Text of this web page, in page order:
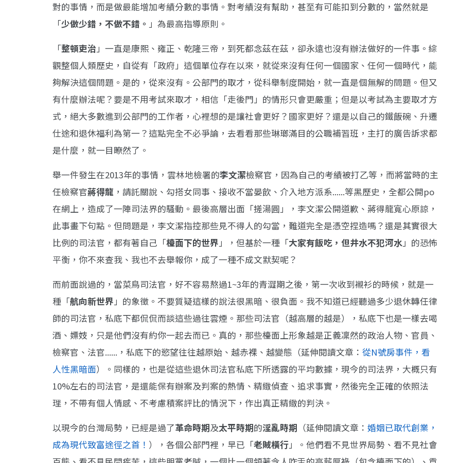
對的事情，而是做最能增加考績分數的事情。對考績沒有幫助，甚至有可能扣到分數的，當然就是
「少做少錯，不做不錯。 」為最高指導原則。
「整頓吏治」一直是康熙、雍正、乾隆三帝，到死都念茲在茲，卻永遠也沒有辦法做好的一件事。綜
觀整個人類歷史，自從有「政府」這個單位存在以來，就從來沒有任何一個國家、任何一個時代，能
夠解決這個問題。是的，從來沒有。公部門的取才，從科舉制度開始，就一直是個無解的問題。但又
有什麼辦法呢？要是不用考試來取才，相信「走後門」的情形只會更嚴重；但是以考試為主要取才方
式，絕大多數進到公部門的工作者，心裡想的是讓社會更好？國家更好？還是以自己的鐵飯碗、升遷
仕途和退休福利為第一？這點完全不必爭論，去看看那些琳瑯滿目的公職補習班，主打的廣告訴求都
是什麼，就一目瞭然了。
舉一件發生在2013年的事情，雲林地檢署的李文潔檢察官，因為自己的考績被打乙等，而將當時的主
任檢察官蔣得龍 ，請託關說、勾搭女同事、接收不當晏飲、介入地方派系......等黑歷史，全都公開po
在網上，造成了一陣司法界的騷動。最後高層出面「搓湯圓」，李文潔公開道歉、蔣得龍寬心原諒，
此事畫下句點。但問題是，李文潔指控那些見不得人的勾當，難道完全是憑空捏造嗎？還是其實很大
比例的司法官，都有著自己「檯面下的世界」，但基於一種「大家有飯吃，但井水不犯河水」的恐怖
平衡，你不來查我、我也不去舉報你，成了一種不成文默契呢？
而前面說過的，當菜鳥司法官，好不容易熬過1~3年的青澀期之後，第一次收到襯衫的時候，就是一
種「航向新世界」的象徵。不要質疑這樣的說法很黑暗、很負面。我不知道已經聽過多少退休轉任律
師的司法官，私底下都侃侃而談這些過往雲煙。那些司法官（越高層的越是），私底下也是一樣去喝
酒、嫖妓，只是他們沒有約你一起去而已。真的，那些檯面上形象越是正義凜然的政治人物、官員、
檢察官、法官......，私底下的慾望往往越原始、越赤裸、越變態（延伸閱讀文章： 從N號房事件，看
人性黑暗面）。同樣的，也是從這些退休司法官私底下所透露的平均數據，現今的司法界，大概只有
10%左右的司法官，是還能保有辦案及判案的熱情、精緻偵查、追求事實，然後完全正確的依照法
理，不帶有個人情感、不考慮積案評比的情況下，作出真正精緻的判決。
以現今的台灣局勢，已經是過了革命時期及太平時期的淫亂時期 （延伸閱讀文章： 婚姻已取代創業，
成為現代致富途徑之首！ ），各個公部門裡，早已「老賊橫行」。他們看不見世界局勢、看不見社會